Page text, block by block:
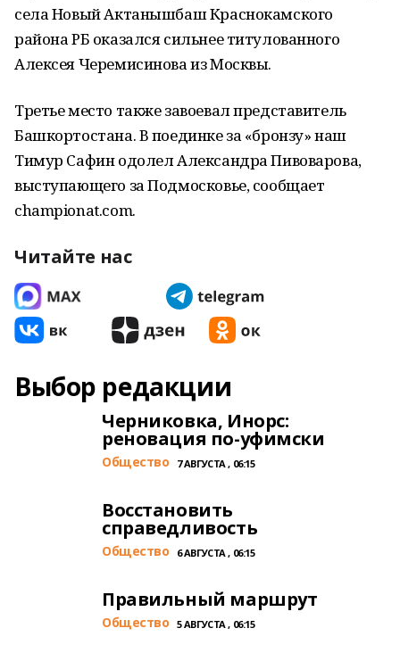
села Новый Актанышбаш Краснокамского
района РБ оказался сильнее титулованного
Алексея Черемисинова из Москвы.
Третье место также завоевал представитель
Башкортостана. В поединке за «бронзу» наш
Тимур Сафин одолел Александра Пивоварова,
выступающего за Подмосковье, сообщает
championat.com.
Читайте нас
Выбор редакции
Черниковка, Инорс:
реновация по-уфимски
Общество 7 АВГУСТА , 06:15
Восстановить
справедливость
Общество 6 АВГУСТА , 06:15
Правильный маршрут
Общество 5 АВГУСТА , 06:15